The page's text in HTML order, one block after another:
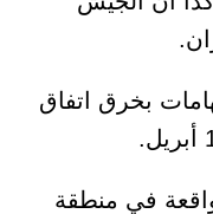
بخرق اتفاق
في منطقة